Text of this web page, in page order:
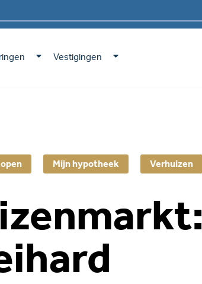
Vestigingen
Mijn hypotheek Verhuizen